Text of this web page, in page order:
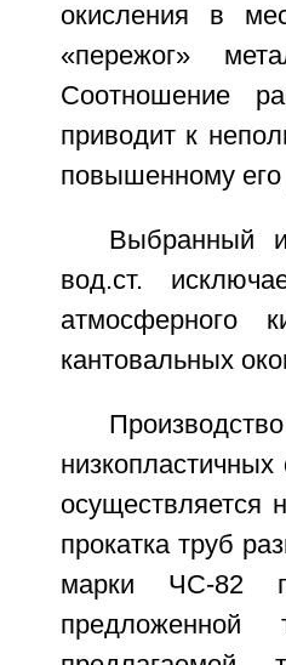
окисления в
«пережог»
Соотношение
приводит к
повышенному его
Выбранный
вод.ст.
атмосферного
кантовальных
прокатка труб
марки ЧС-82
предложенной